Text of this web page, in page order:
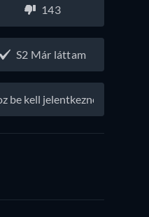
143
S2 Már láttam
be kell jelentkezned